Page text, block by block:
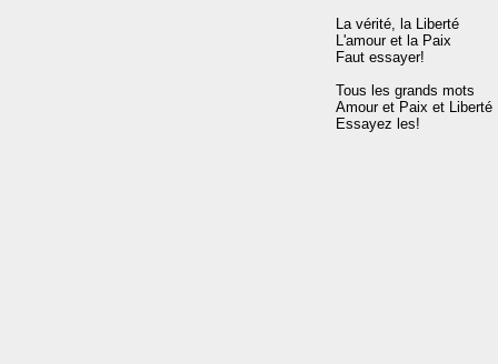
La vérité, la Liberté
L'amour et la Paix
Faut essayer!
Tous les grands mots
Amour et Paix et Liberté